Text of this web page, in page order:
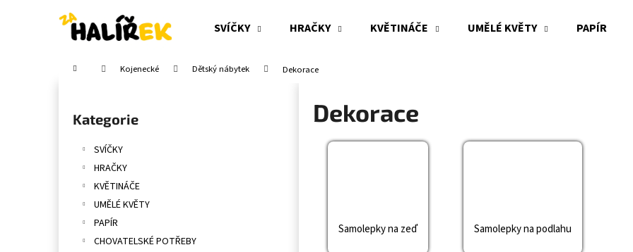
SVÍČKY HRAČKY KVĚTINÁČE UMĚLÉ KVĚTY PAPÍR
Domů Kojenecké Dětský nábytek Dekorace
Přeskočit
kategorie
Kategorie
SVÍČKY
HRAČKY
KVĚTINÁČE
UMĚLÉ KVĚTY
PAPÍR
CHOVATELSKÉ POTŘEBY
Dekorace
Samolepky na zeď Samolepky na podlahu
Zpět
Zpět